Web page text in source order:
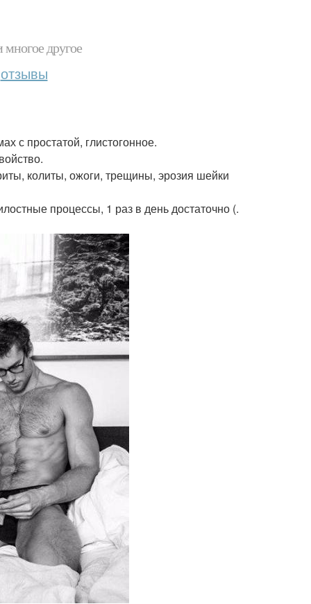
другое
отзывы
с простатой, глистогонное.
колиты, ожоги, трещины, эрозия шейки
процессы, 1 раз в день достаточно (.